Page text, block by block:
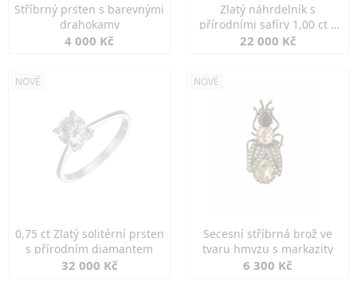
Stříbrný prsten s barevnými
drahokamy
4 000 Kč
Zlatý náhrdelník s
přírodními safíry 1,00 ct a
diamanty
22 000 Kč
NOVÉ
0,75 ct Zlatý solitérní prsten
s přírodním diamantem
32 000 Kč
NOVÉ
Secesní stříbrná brož ve
tvaru hmyzu s markazity
6 300 Kč